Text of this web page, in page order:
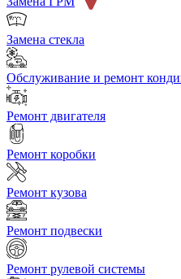
Замена стекла
Обслуживание и ремонт
Ремонт двигателя
Ремонт коробки
Ремонт кузова
Ремонт подвески
Ремонт рулевой системы